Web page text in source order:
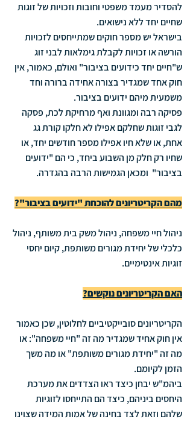
להסדיר מעמד משפטי וחובות וזכויות של זוגות
שחיים יחד ללא נישואים.
בישראל יש מספר חוקים שמתייחסים לזכויות
הורשה או זכויות לקבלת גימלאות לבני זוג
ש"חיים יחד כידועים בציבור" ואולם, כאמור, אין
חוק אחד שמגדיר בצורה אחידה ברורה וחד
משמעית מיהם ידועים בציבור.
פסיקה רבה ומגוונת ואף מרחיקת לכת, פסקה
לגבי זוגות שחלקם אפילו לא חלקו קורת גג
אחת, או שלא חיו אפילו מספר חודשים יחד, או
שחיו רק חלק מן השבוע ביחד, כי הם "ידועים
בציבור"  ומכאן הגמישות הרבה בהגדרה.
מהם הקריטריונים להוכחת "ידועים בציבור"?
ניהול חיי משפחה, ניהול משק בית משותף, ניהול
כלכלי של יחידת מגורים משותפת, קיום יחסי
זוגיות אינטימיים.
האם הקריטריונים נוקשים?
הקריטריונים סובייקטיביים לחלוטין, שכן כאמור
אין חוק אחיד שמגדיר מה זה "חיי משפחה": או
מה זה "יחידת מגורים משותפת" או מה משך
הזמן לקיומם.
ביהמ"ש יבחן כיצד ראו הצדדים את מערכת
היחסים ביניהם, כיצד הם התייחסו לזוגיות
שלהם וזאת לצד בחינה של אמות המידה שצוינו